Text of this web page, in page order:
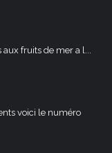
fruits de mer a l...
voici le numéro